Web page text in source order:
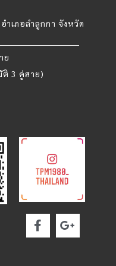
เภอลำลูกกา จังหวัด
ย
3 คู่สาย)